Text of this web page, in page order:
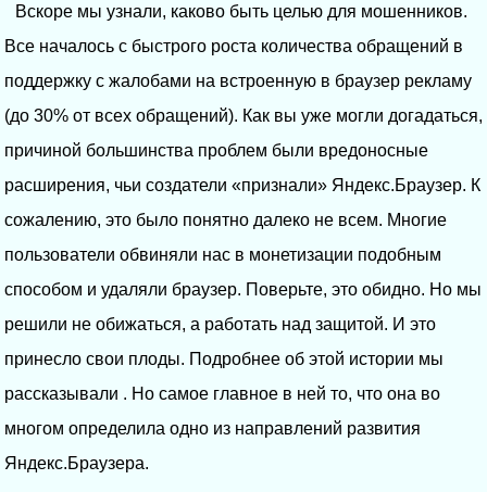
Вскоре мы узнали, каково быть целью для мошенников.
Все началось с быстрого роста количества обращений в
поддержку с жалобами на встроенную в браузер рекламу
(до 30% от всех обращений). Как вы уже могли догадаться,
причиной большинства проблем были вредоносные
расширения, чьи создатели «признали» Яндекс.Браузер. К
сожалению, это было понятно далеко не всем. Многие
пользователи обвиняли нас в монетизации подобным
способом и удаляли браузер. Поверьте, это обидно. Но мы
решили не обижаться, а работать над защитой. И это
принесло свои плоды. Подробнее об этой истории мы
рассказывали . Но самое главное в ней то, что она во
многом определила одно из направлений развития
Яндекс.Браузера.